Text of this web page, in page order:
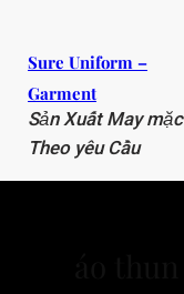
phần
dung
Sure Uniform –
Garment
Sản Xuất May mặc
Theo yêu Cầu